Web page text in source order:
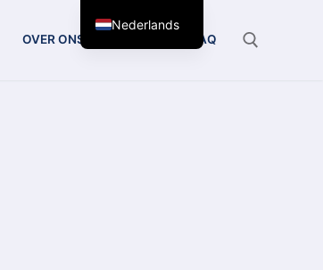
OVER ONS FAQ
Nederlands